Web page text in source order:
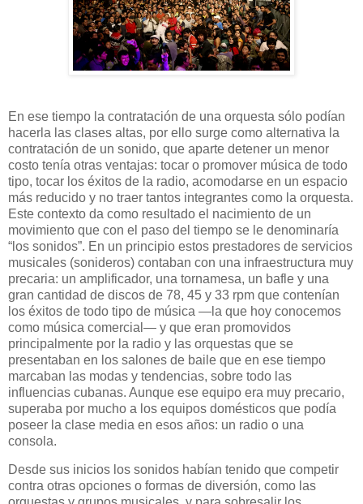
En ese tiempo la contratación de una orquesta sólo podían
hacerla las clases altas, por ello surge como alternativa la
contratación de un sonido, que aparte detener un menor
costo tenía otras ventajas: tocar o promover música de todo
tipo, tocar los éxitos de la radio, acomodarse en un espacio
más reducido y no traer tantos integrantes como la orquesta.
Este contexto da como resultado el nacimiento de un
movimiento que con el paso del tiempo se le denominaría
“los sonidos”. En un principio estos prestadores de servicios
musicales (sonideros) contaban con una infraestructura muy
precaria: un amplificador, una tornamesa, un bafle y una
gran cantidad de discos de 78, 45 y 33 rpm que contenían
los éxitos de todo tipo de música —la que hoy conocemos
como música comercial— y que eran promovidos
principalmente por la radio y las orquestas que se
presentaban en los salones de baile que en ese tiempo
marcaban las modas y tendencias, sobre todo las
influencias cubanas. Aunque ese equipo era muy precario,
superaba por mucho a los equipos domésticos que podía
poseer la clase media en esos años: un radio o una
consola.
Desde sus inicios los sonidos habían tenido que competir
contra otras opciones o formas de diversión, como las